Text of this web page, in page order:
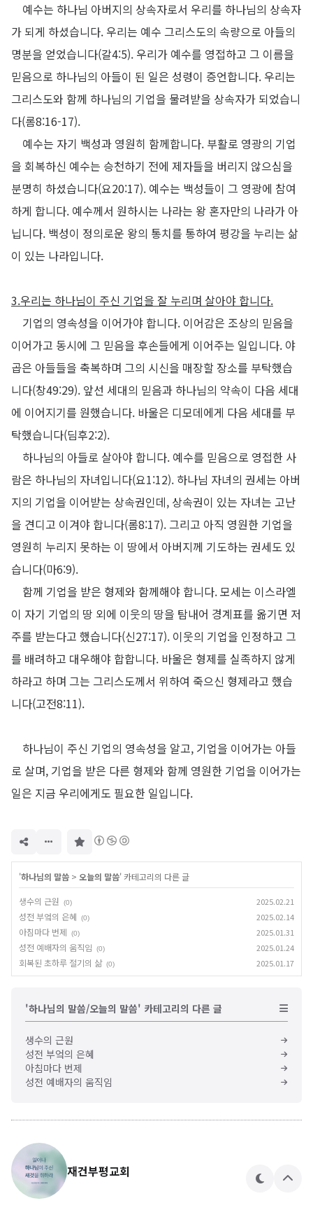
예수는 하나님 아버지의 상속자로서 우리를 하나님의 상속자
가 되게 하셨습니다. 우리는 예수 그리스도의 속량으로 아들의
명분을 얻었습니다(갈4:5). 우리가 예수를 영접하고 그 이름을
믿음으로 하나님의 아들이 된 일은 성령이 증언합니다. 우리는
그리스도와 함께 하나님의 기업을 물려받을 상속자가 되었습니
다(롬8:16-17).
예수는 자기 백성과 영원히 함께합니다. 부활로 영광의 기업
을 회복하신 예수는 승천하기 전에 제자들을 버리지 않으심을
분명히 하셨습니다(요20:17). 예수는 백성들이 그 영광에 참여
하게 합니다. 예수께서 원하시는 나라는 왕 혼자만의 나라가 아
닙니다. 백성이 정의로운 왕의 통치를 통하여 평강을 누리는 삶
이 있는 나라입니다.
3.우리는 하나님이 주신 기업을 잘 누리며 살아야 합니다.
기업의 영속성을 이어가야 합니다. 이어감은 조상의 믿음을
이어가고 동시에 그 믿음을 후손들에게 이어주는 일입니다. 야
곱은 아들들을 축복하며 그의 시신을 매장할 장소를 부탁했습
니다(창49:29). 앞선 세대의 믿음과 하나님의 약속이 다음 세대
에 이어지기를 원했습니다. 바울은 디모데에게 다음 세대를 부
탁했습니다(딤후2:2).
하나님의 아들로 살아야 합니다. 예수를 믿음으로 영접한 사
람은 하나님의 자녀입니다(요1:12). 하나님 자녀의 권세는 아버
지의 기업을 이어받는 상속권인데, 상속권이 있는 자녀는 고난
을 견디고 이겨야 합니다(롬8:17). 그리고 아직 영원한 기업을
영원히 누리지 못하는 이 땅에서 아버지께 기도하는 권세도 있
습니다(마6:9).
함께 기업을 받은 형제와 함께해야 합니다.모세는 이스라엘
이 자기 기업의 땅 외에 이웃의 땅을 탐내어 경계표를 옮기면 저
주를 받는다고 했습니다(신27:17). 이웃의 기업을 인정하고 그
를 배려하고 대우해야 합합니다. 바울은 형제를 실족하지 않게
하라고 하며 그는 그리스도께서 위하여 죽으신 형제라고 했습
니다(고전8:11).
하나님이 주신 기업의 영속성을 알고, 기업을 이어가는 아들
로 살며, 기업을 받은 다른 형제와 함께 영원한 기업을 이어가는
일은 지금 우리에게도 필요한 일입니다.
'하나님의 말씀 > 오늘의 말씀' 카테고리의 다른 글
생수의 근원 (0) 2025.02.21
성전 부엌의 은혜 (0) 2025.02.14
아침마다 번제 (0) 2025.01.31
성전 예배자의 움직임 (0) 2025.01.24
회복된 초하루 절기의 삶 (0) 2025.01.17
'하나님의 말씀/오늘의 말씀' 카테고리의 다른 글
생수의 근원
성전 부엌의 은혜
아침마다 번제
성전 예배자의 움직임
재건부평교회
테
상